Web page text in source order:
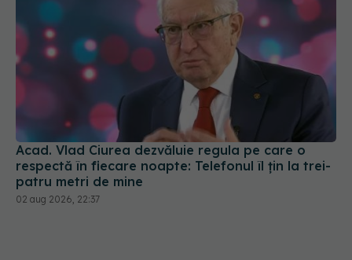
Acad. Vlad Ciurea dezvăluie regula pe care o
respectă în fiecare noapte: Telefonul îl țin la trei-
patru metri de mine
02 aug 2026, 22:37